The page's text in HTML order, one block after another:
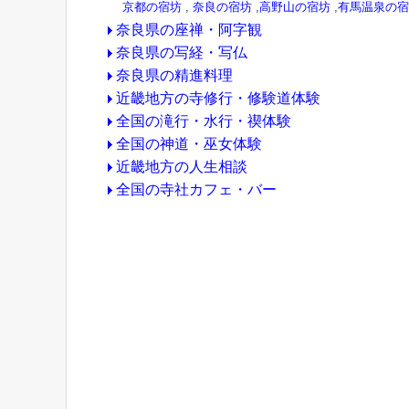
京都の宿坊 奈良の宿坊 高野山の宿坊 有馬温泉の
奈良県の座禅・阿字観
奈良県の写経・写仏
奈良県の精進料理
近畿地方の寺修行・修験道体験
全国の滝行・水行・禊体験
全国の神道・巫女体験
近畿地方の人生相談
全国の寺社カフェ・バー